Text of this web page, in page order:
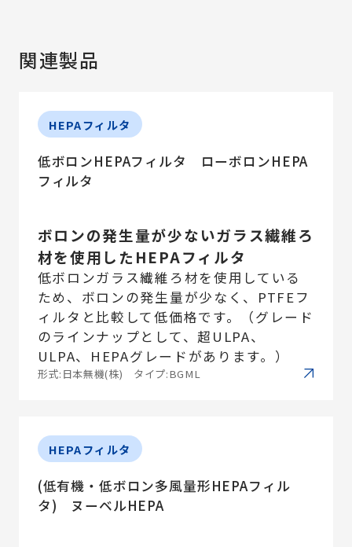
関連製品
HEPAフィルタ
低ボロンHEPAフィルタ ローボロンHEPA
フィルタ
ボロンの発生量が少ないガラス繊維ろ
材を使用したHEPAフィルタ
低ボロンガラス繊維ろ材を使用している
ため、ボロンの発生量が少なく、PTFEフ
ィルタと比較して低価格です。（グレード
のラインナップとして、超ULPA、
ULPA、HEPAグレードがあります。）
形式:日本無機(株) タイプ:BGML
HEPAフィルタ
(低有機・低ボロン多風量形HEPAフィル
タ) ヌーベルHEPA